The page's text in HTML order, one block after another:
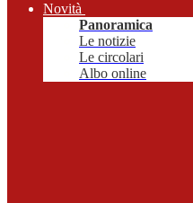
Novità
Panoramica
Le notizie
Le circolari
Albo online